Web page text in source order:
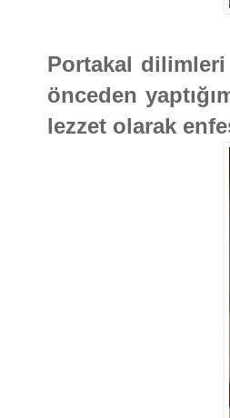
Portakal dilimleri
önceden
lezzet olarak